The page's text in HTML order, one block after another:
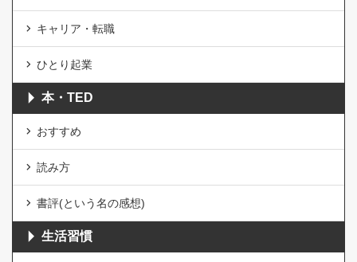
キャリア・転職
ひとり起業
本・TED
おすすめ
読み方
書評(という名の感想)
生活習慣